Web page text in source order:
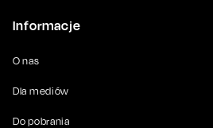
Informacje
O nas
Dla mediów
Do pobrania